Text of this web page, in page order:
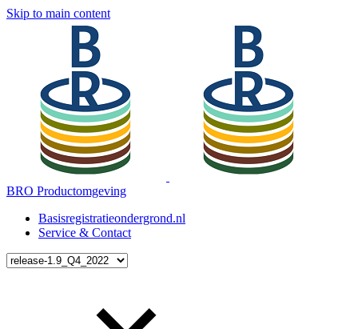
Skip to main content
BRO Productomgeving
Basisregistratieondergrond.nl
Service & Contact